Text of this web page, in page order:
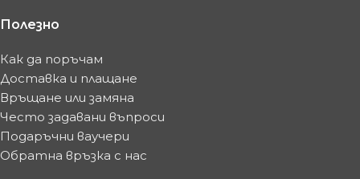
Полезно
Как да поръчам
Доставка и плащане
Връщане или замяна
Често задавани въпроси
Подаръчни ваучери
Обратна връзка с нас